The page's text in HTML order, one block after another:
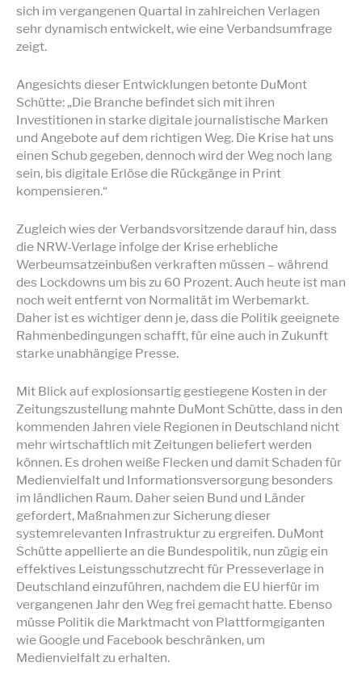
sich im vergangenen Quartal in zahlreichen Verlagen
sehr dynamisch entwickelt, wie eine Verbandsumfrage
zeigt.
Angesichts dieser Entwicklungen betonte DuMont
Schütte: „Die Branche befindet sich mit ihren
Investitionen in starke digitale journalistische Marken
und Angebote auf dem richtigen Weg. Die Krise hat uns
einen Schub gegeben, dennoch wird der Weg noch lang
sein, bis digitale Erlöse die Rückgänge in Print
kompensieren.“
Zugleich wies der Verbandsvorsitzende darauf hin, dass
die NRW-Verlage infolge der Krise erhebliche
Werbeumsatzeinbußen verkraften müssen – während
des Lockdowns um bis zu 60 Prozent. Auch heute ist man
noch weit entfernt von Normalität im Werbemarkt.
Daher ist es wichtiger denn je, dass die Politik geeignete
Rahmenbedingungen schafft, für eine auch in Zukunft
starke unabhängige Presse.
Mit Blick auf explosionsartig gestiegene Kosten in der
Zeitungszustellung mahnte DuMont Schütte, dass in den
kommenden Jahren viele Regionen in Deutschland nicht
mehr wirtschaftlich mit Zeitungen beliefert werden
können. Es drohen weiße Flecken und damit Schaden für
Medienvielfalt und Informationsversorgung besonders
im ländlichen Raum. Daher seien Bund und Länder
gefordert, Maßnahmen zur Sicherung dieser
systemrelevanten Infrastruktur zu ergreifen. DuMont
Schütte appellierte an die Bundespolitik, nun zügig ein
effektives Leistungsschutzrecht für Presseverlage in
Deutschland einzuführen, nachdem die EU hierfür im
vergangenen Jahr den Weg frei gemacht hatte. Ebenso
müsse Politik die Marktmacht von Plattformgiganten
wie Google und Facebook beschränken, um
Medienvielfalt zu erhalten.